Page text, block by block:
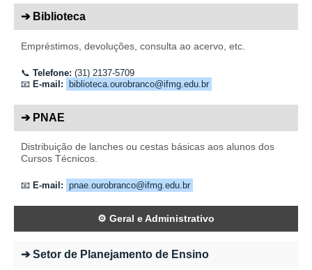
➔ Biblioteca
Empréstimos, devoluções, consulta ao acervo, etc.
📞 Telefone: (31) 2137-5709
📧 E-mail: biblioteca.ourobranco@ifmg.edu.br
➔ PNAE
Distribuição de lanches ou cestas básicas aos alunos dos
Cursos Técnicos.
📧 E-mail: pnae.ourobranco@ifmg.edu.br
⚙️ Geral e Administrativo
➔ Setor de Planejamento de Ensino